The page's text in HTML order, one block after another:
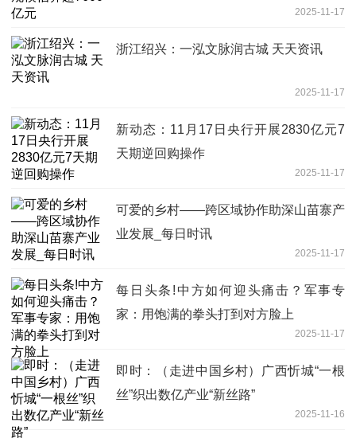
2025-11-17
浙江绍兴：一泓文脉润古城 天天资讯
2025-11-17
新动态：11月17日央行开展2830亿元7
天期逆回购操作
2025-11-17
可爱的乡村——跨区域协作助深山苗寨产
业发展_每日时讯
2025-11-17
每日头条!中方如何迎头痛击？军事专
家：用饱满的拳头打到对方脸上
2025-11-17
即时：（走进中国乡村）广西忻城“一根
丝”织出数亿产业“新丝路”
2025-11-16